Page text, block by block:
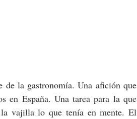
de la gastronomía. Una afición que
en España. Una tarea para la que
la vajilla lo que tenía en mente. El